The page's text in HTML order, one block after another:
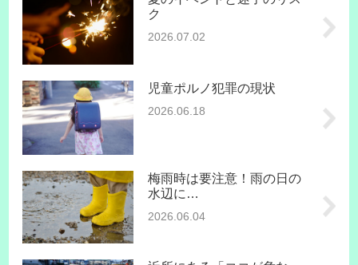
ク
2026.07.02
児童ポルノ犯罪の現状
2026.06.18
梅雨時は要注意！雨の日の
水辺に…
2026.06.04